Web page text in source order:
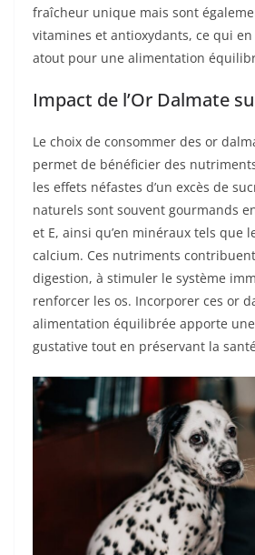
fraîcheur unique mais sont
vitamines et antioxydants, ce qui
atout pour une alimentation
Impact de l’Or Dalmate
Le choix de consommer des or
permet de bénéficier des
les effets néfastes d’un excès de
naturels sont souvent gourmands
et E, ainsi qu’en minéraux tels que
calcium. Ces nutriments
digestion, à stimuler le système
renforcer les os. Incorporer ces or
alimentation équilibrée apporte
gustative tout en préservant la